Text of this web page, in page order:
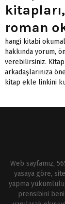
roman
hangi kitabi
hakkında yorum,
verebilirsiniz.
arkadaşlarınıza
kitap ekle linkini
Web sayfamız,
yasaya göre,
yapma
prensibini